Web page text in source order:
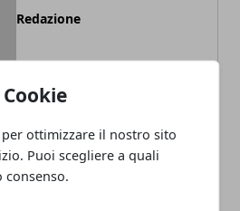
ottimizzare il nostro sito
Puoi scegliere a quali
consenso.
Redazione